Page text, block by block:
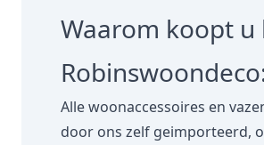
Waarom koopt u
Alle woonaccessoires en
door ons zelf geimporteerd,